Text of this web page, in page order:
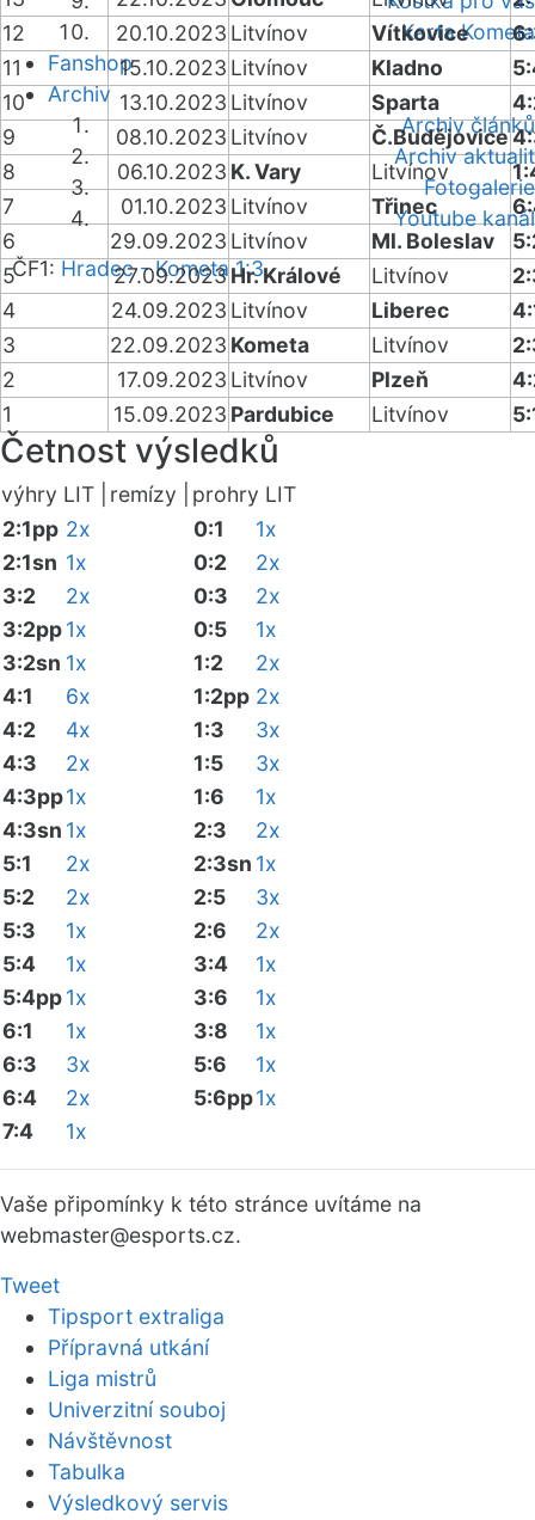
Karta Kometa
Fanshop
Archiv
Archiv článků
Archiv aktualit
Fotogalerie
Youtube kanál
ČF1: Hradec - Kometa 1:3
12
20.10.2023 Litvínov Vítkovice
11
15.10.2023 Litvínov Kladno
10
13.10.2023 Litvínov Sparta
9
08.10.2023 Litvínov Č.Budějovice
8
06.10.2023 K. Vary Litvínov
7
01.10.2023 Litvínov Třinec
6
29.09.2023 Litvínov Ml. Boleslav
5
27.09.2023Hr. Králové Litvínov
4
24.09.2023 Litvínov Liberec
3
22.09.2023 Kometa Litvínov
2
17.09.2023 Litvínov Plzeň
1
15.09.2023 Pardubice Litvínov
Četnost výsledků
výhry LIT | remízy |
prohry LIT
2:1pp 2x
2:1sn 1x
3:2
2x
3:2pp1x
3:2sn 1x
4:1
6x
4:2
4x
4:3
2x
4:3pp1x
4:3sn 1x
5:1
2x
5:2
2x
5:3
1x
5:4
1x
5:4pp1x
6:1
1x
6:3
3x
6:4
2x
7:4
1x
0:1
1x
0:2
2x
0:3
2x
0:5
1x
1:2
2x
1:2pp 2x
1:3
3x
1:5
3x
1:6
1x
2:3
2x
2:3sn 1x
2:5
3x
2:6
2x
3:4
1x
3:6
1x
3:8
1x
5:6
1x
5:6pp1x
Vaše připomínky k této stránce uvítáme na
webmaster@esports.cz.
Tweet
Tipsport extraliga
Přípravná utkání
Liga mistrů
Univerzitní souboj
Návštěvnost
Tabulka
Výsledkový servis